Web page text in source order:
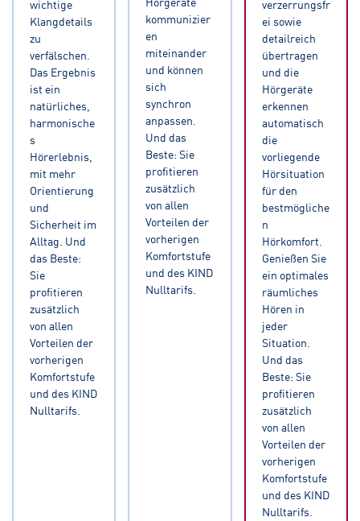
wichtige
Klangdetails
zu
verfälschen.
Das Ergebnis
ist ein
natürliches,
harmonische
s
Hörerlebnis,
mit mehr
Orientierung
und
Sicherheit im
Alltag. Und
das Beste:
Sie
profitieren
zusätzlich
von allen
Vorteilen der
vorherigen
Komfortstufe
und des KIND
Nulltarifs.
kommunizier
en
miteinander
und können
sich
synchron
anpassen.
Und das
Beste: Sie
profitieren
zusätzlich
von allen
Vorteilen der
vorherigen
Komfortstufe
und des KIND
Nulltarifs.
verzerrungsfr
ei sowie
detailreich
übertragen
und die
Hörgeräte
erkennen
automatisch
die
vorliegende
Hörsituation
für den
bestmögliche
n
Hörkomfort.
Genießen Sie
ein optimales
räumliches
Hören in
jeder
Situation.
Und das
Beste: Sie
profitieren
zusätzlich
von allen
Vorteilen der
vorherigen
Komfortstufe
und des KIND
Nulltarifs.